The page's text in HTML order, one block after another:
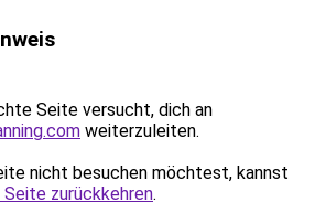
Seite versucht, dich an
weiterzuleiten.
nicht besuchen möchtest, kannst
Seite zurückkehren.